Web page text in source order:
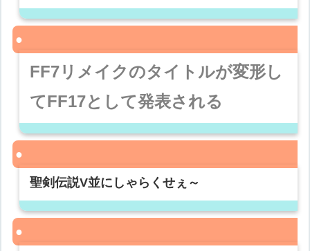
FF7リメイクのタイトルが変形し
てFF17として発表される
聖剣伝説V並にしゃらくせぇ～